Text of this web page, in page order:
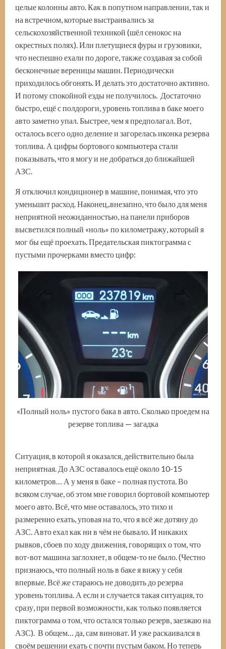
целые колонны авто. Как в попутном направлении, так и
на встречном, которые выстраивались за
сельскохозяйственной техникой (шёл сенокос на
окрестных полях). Или плетущиеся фуры и грузовики,
что неспешно ехали по дороге, также создавая за собой
бесконечные вереницы машин. Периодически
приходилось обгонять. И делать это достаточно активно.
И потому спокойной езды не получилось. Достаточно
быстро, ещё с полдороги, уровень топлива в баке моего
авто заметно упал. Быстрее, чем я предполагал. Вот,
осталось всего одно деление и загорелась иконка резерва
топлива. А цифры бортового компьютера стали
показывать, что я могу и не добраться до ближайшей
АЗС.
Я отключил кондиционер в машине, понимая, что это
уменьшит расход. Наконец,.внезапно, что было для меня
неприятной неожиданностью, на панели приборов
высветился полный «ноль» по километражу, который я
мог бы ещё проехать. Предательская пиктограмма с
пустыми прочерками вместо цифр:
«Полный ноль» пустого бака в авто. Сколько проедем на
резерве топлива — загадка
Ситуация, в которой я оказался, действительно была
неприятная. До АЗС оставалось ещё около 10-15
километров… А у меня в баке – полная пустота. Во
всяком случае, об этом мне говорил бортовой компьютер
моего авто. Всё, что мне оставалось, это тихо и
размеренно ехать, уповая на то, что я всё же дотяну до
АЗС. Авто ехал как ни в чём не бывало. И никаких
рывков, сбоев по ходу движения, говорящих о том, что
вот-вот машина заглохнет, в общем-то не было. (Честно
признаюсь, что полный ноль в баке я вижу у себя
впервые. Всё же стараюсь не доводить до резерва
уровень топлива. А если и случается такая ситуация, то
сразу, при первой возможности, как только появляется
пиктограмма о том, что остался только резерв, заезжаю на
АЗС). В общем… да, сам виноват. И уже раскаивался в
своём решении ехать с почти пустым баком. Но теперь